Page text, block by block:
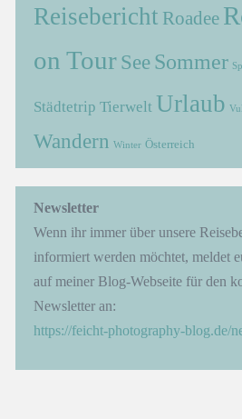
Reisebericht Roadee
on Tour See Sommer
Städtetrip Tierwelt Urlaub
Wandern Winter Österreich
Newsletter
Wenn ihr immer über unsere
informiert werden möchtet, meldet
auf meiner Blog-Webseite für den
Newsletter an:
https://feicht-photography-blog.de/